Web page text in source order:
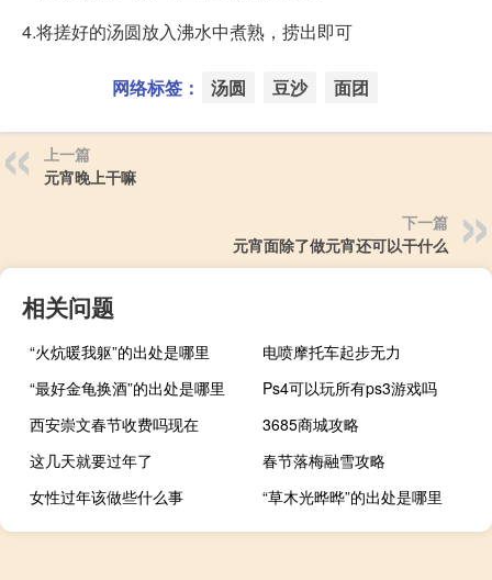
4.将搓好的汤圆放入沸水中煮熟，捞出即可
网络标签： 汤圆 豆沙 面团
上一篇
元宵晚上干嘛
下一篇
元宵面除了做元宵还可以干什么
相关问题
“火炕暖我躯”的出处是哪里
电喷摩托车起步无力
“最好金龟换酒”的出处是哪里
Ps4可以玩所有ps3游戏吗
西安崇文春节收费吗现在
3685商城攻略
这几天就要过年了
春节落梅融雪攻略
女性过年该做些什么事
“草木光晔晔”的出处是哪里